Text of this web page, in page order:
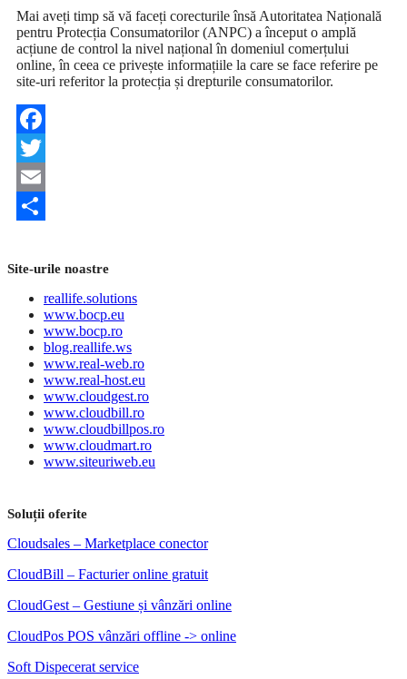
Mai aveți timp să vă faceți corecturile însă Autoritatea Națională
pentru Protecția Consumatorilor (ANPC) a început o amplă
acțiune de control la nivel național în domeniul comerțului
online, în ceea ce privește informațiile la care se face referire pe
site-uri referitor la protecția și drepturile consumatorilor.
Facebook
Twitter
Email
Site-urile noastre
reallife.solutions
www.bocp.eu
www.bocp.ro
blog.reallife.ws
www.real-web.ro
www.real-host.eu
www.cloudgest.ro
www.cloudbill.ro
www.cloudbillpos.ro
www.cloudmart.ro
www.siteuriweb.eu
Soluții oferite
Cloudsales – Marketplace conector
CloudBill – Facturier online gratuit
CloudGest – Gestiune și vânzări online
CloudPos POS vânzări offline -> online
Soft Dispecerat service